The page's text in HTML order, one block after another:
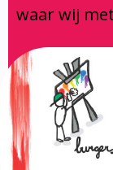
waar wij